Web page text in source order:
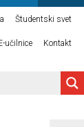
Študentski svet
učilnice Kontakt